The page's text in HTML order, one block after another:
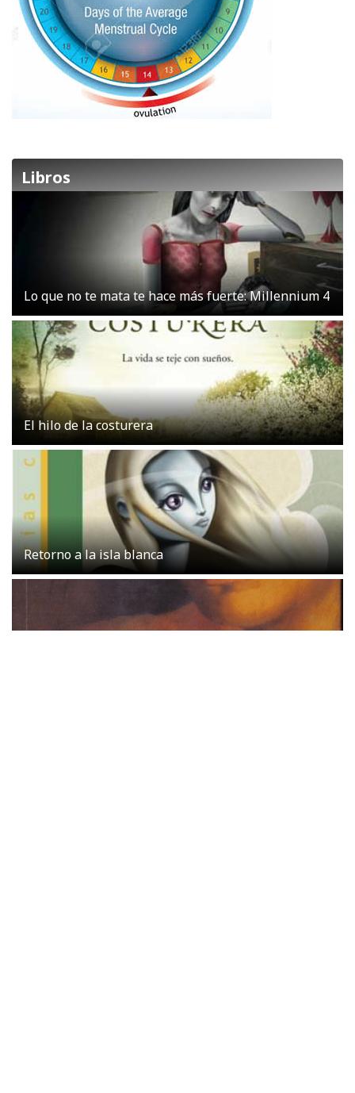
Libros
Lo que no te mata te hace más fuerte: Millennium 4
El hilo de la costurera
Retorno a la isla blanca